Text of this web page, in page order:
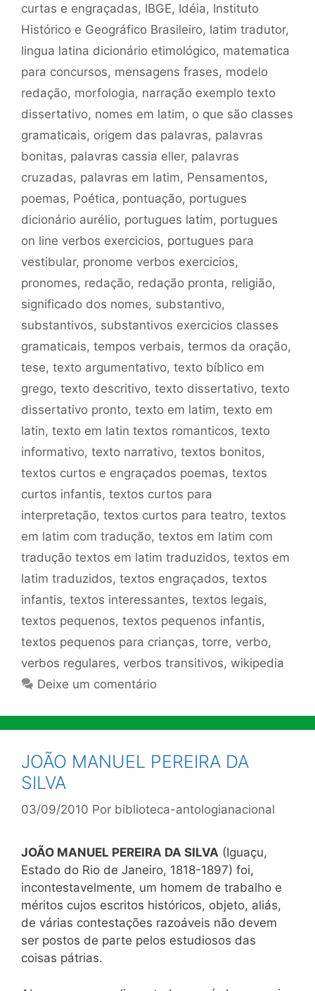
curtas e engraçadas, IBGE, Idéia, Instituto
Histórico e Geográfico Brasileiro, latim tradutor,
lingua latina dicionário etimológico, matematica
para concursos, mensagens frases, modelo
redação, morfologia, narração exemplo texto
dissertativo, nomes em latim, o que são classes
gramaticais, origem das palavras, palavras
bonitas, palavras cassia eller, palavras
cruzadas, palavras em latim, Pensamentos,
poemas, Poética, pontuação, portugues
dicionário aurélio, portugues latim, portugues
on line verbos exercicios, portugues para
vestibular, pronome verbos exercicios,
pronomes, redação, redação pronta, religião,
significado dos nomes, substantivo,
substantivos, substantivos exercicios classes
gramaticais, tempos verbais, termos da oração,
tese, texto argumentativo, texto bíblico em
grego, texto descritivo, texto dissertativo, texto
dissertativo pronto, texto em latim, texto em
latin, texto em latin textos romanticos, texto
informativo, texto narrativo, textos bonitos,
textos curtos e engraçados poemas, textos
curtos infantis, textos curtos para
interpretação, textos curtos para teatro, textos
em latim com tradução, textos em latim com
tradução textos em latim traduzidos, textos em
latim traduzidos, textos engraçados, textos
infantis, textos interessantes, textos legais,
textos pequenos, textos pequenos infantis,
textos pequenos para crianças, torre, verbo,
verbos regulares, verbos transitivos, wikipedia
Deixe um comentário
JOÃO MANUEL PEREIRA DA
SILVA
03/09/2010 Por biblioteca-antologianacional
JOÃO MANUEL PEREIRA DA SILVA (Iguaçu,
Estado do Rio de Janeiro, 1818-1897) foi,
incontestavelmente, um homem de trabalho e
méritos cujos escritos históricos, objeto, aliás,
de várias contestações razoáveis não devem
ser postos de parte pelos estudiosos das
coisas pátrias.